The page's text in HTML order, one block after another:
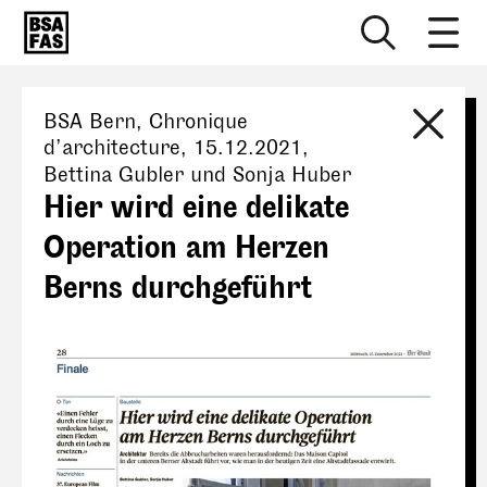
BSA Bern, Chronique
d’architecture, 15.12.2021 ,
Bettina Gubler und Sonja Huber
Hier wird eine delikate
Operation am Herzen
Berns durchgeführt